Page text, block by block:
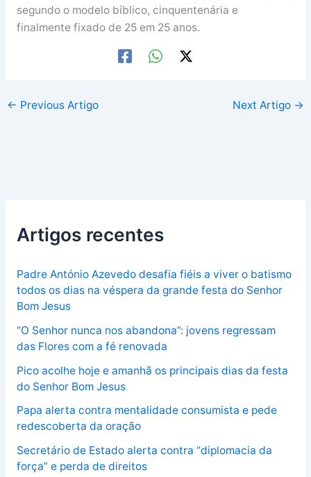
segundo o modelo bíblico, cinquentenária e
finalmente fixado de 25 em 25 anos.
← Previous Artigo Next Artigo →
Artigos recentes
Padre António Azevedo desafia fiéis a viver o batismo
todos os dias na véspera da grande festa do Senhor
Bom Jesus
“O Senhor nunca nos abandona”: jovens regressam
das Flores com a fé renovada
Pico acolhe hoje e amanhã os principais dias da festa
do Senhor Bom Jesus
Papa alerta contra mentalidade consumista e pede
redescoberta da oração
Secretário de Estado alerta contra “diplomacia da
força” e perda de direitos